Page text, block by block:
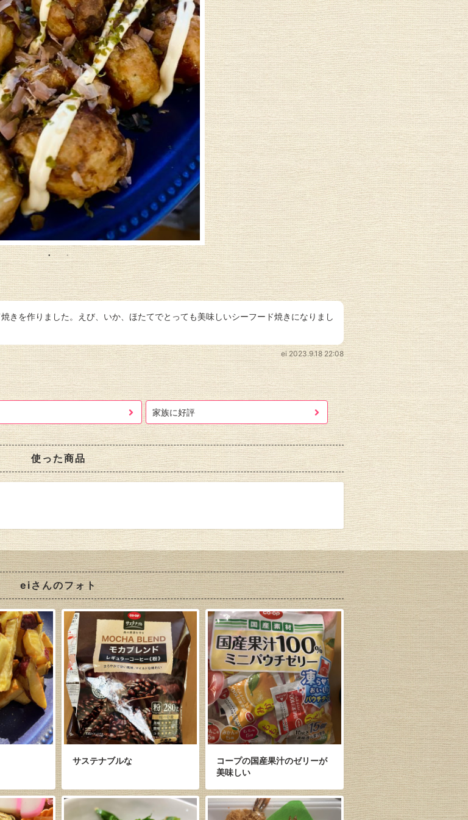
きを作りました。えび、いか、ほたてでとっても美味しいシーフード焼きになりまし
ei 2023.9.18 22:08
家族に好評
使った商品
eiさんのフォト
サステナブルな
コープの国産果汁のゼリーが
美味しい